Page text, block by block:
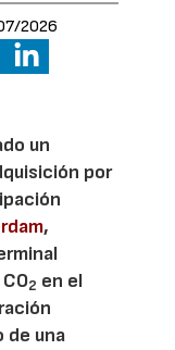
2026
un
por
,
2 en el
de una